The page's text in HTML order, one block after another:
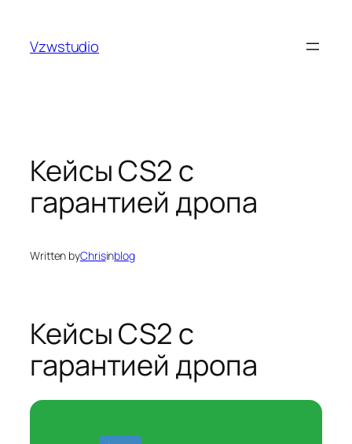
content
Vzwstudio
Кейсы CS2 с
гарантией дропа
Written byChrisinblog
Кейсы CS2 с
гарантией дропа